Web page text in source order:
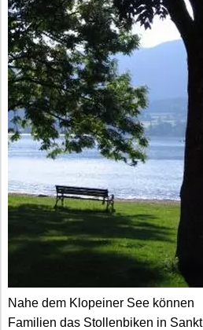
Nahe dem Klopeiner See können
Familien das Stollenbiken in Sankt